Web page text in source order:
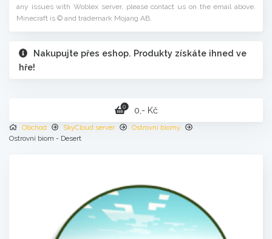
any issues with Woblex server, please contact us on the email above.
Minecraft is © and trademark Mojang AB.
Nakupujte přes eshop. Produkty získáte ihned ve
hře!
0 0,- Kč
Obchod SkyCloud server
Ostrovní biomy
Ostrovní biom - Desert